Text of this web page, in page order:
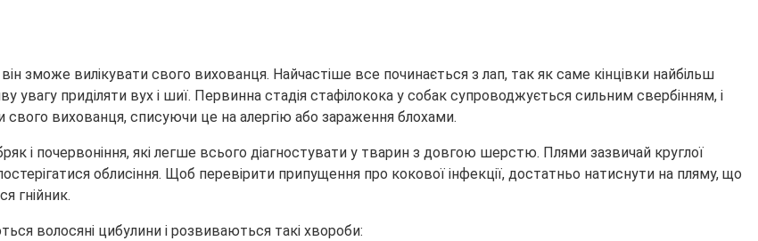
вилікувати свого вихованця. Найчастіше все починається з лап, так як саме кінцівки найбільш
увагу приділяти вух і шиї. Первинна стадія стафілокока у собак супроводжується сильним свербінням, і
вихованця, списуючи це на алергію або зараження блохами.
і почервоніння, які легше всього діагностувати у тварин з довгою шерстю. Плями зазвичай круглої
облисіння. Щоб перевірити припущення про кокової інфекції, достатньо натиснути на пляму, що
гнійник.
волосяні цибулини і розвиваються такі хвороби: